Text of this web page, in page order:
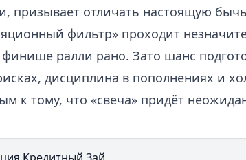
призывает отличать настоящую
фильтр» проходит
ралли рано. Зато шанс
дисциплина в пополнениях и
к тому, что «свеча» придёт